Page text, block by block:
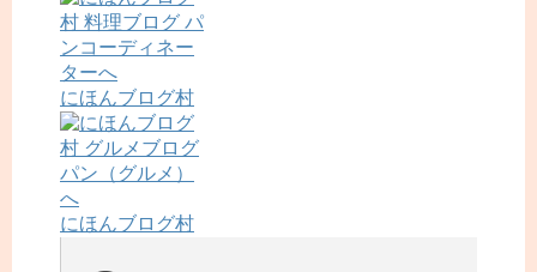
にほんブログ村
にほんブログ村